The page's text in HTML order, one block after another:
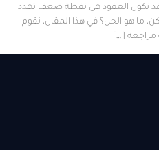
قد تكون العقود هي نقطة ضعف تهدد
ما هو الحل؟ في هذا المقال، نقوم
[…]